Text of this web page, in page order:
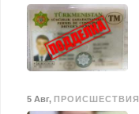
5 Авг, ПРОИСШЕСТВИЯ